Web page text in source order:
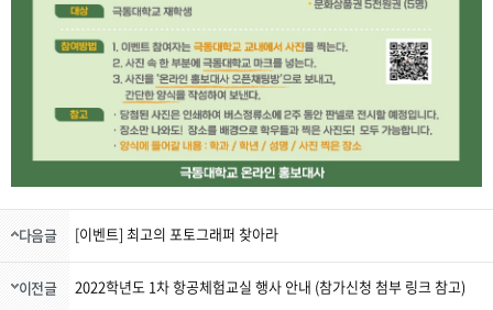
다음글 [이벤트] 최고의 포토그래퍼 찾아라
이전글 2022학년도 1차 항공체험교실 행사 안내 (참가신청 첨부 링크 참고)